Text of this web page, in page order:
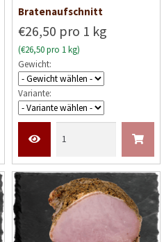
B
w
e
r
t
e
t
t
0
v
o
n
Bratenaufschnitt
€26,50 pro 1 kg
(€26,50 pro 1 kg)
Gewicht:
Variante: